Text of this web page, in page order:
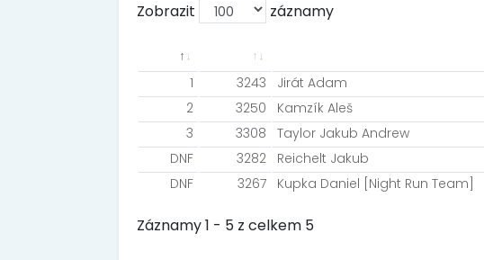
Zobrazit záznamy
1
3243 Jirát Adam
2
3250 Kamzík Aleš
3
3308 Taylor Jakub Andrew
DNF
3282 Reichelt Jakub
DNF
3267 Kupka Daniel [Night Run Team]
Záznamy 1 - 5 z celkem 5